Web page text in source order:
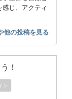
じ、アクティ
他の投稿を見る
！
ン